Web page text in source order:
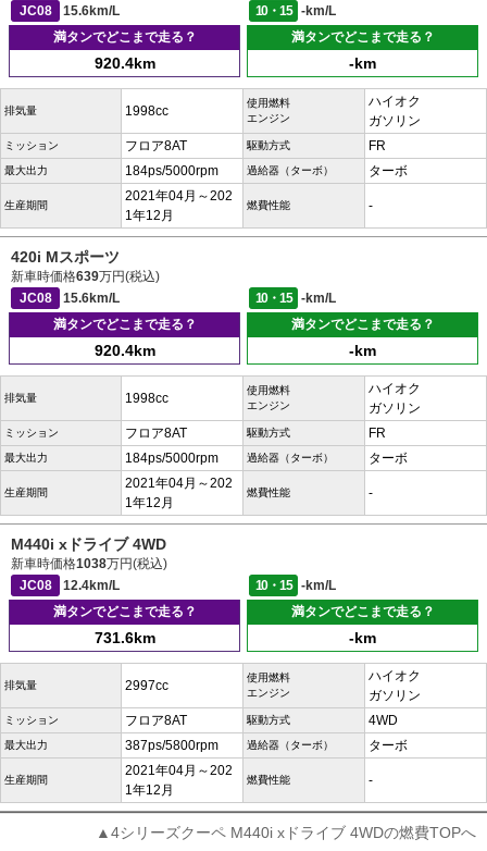
JC08
15.6km/L 10・15
-km/L
満タンでどこまで走る？
920.4km
満タンでどこまで走る？
-km
排気量 1998cc
使用燃料
エンジン
ハイオク
ガソリン
ミッション フロア8AT 駆動方式 FR
最大出力 184ps/5000rpm 過給器（ターボ） ターボ
生産期間
2021年04月～202
1年12月
燃費性能 -
420i Mスポーツ
新車時価格639万円(税込)
JC08
15.6km/L 10・15
-km/L
満タンでどこまで走る？
920.4km
満タンでどこまで走る？
-km
排気量 1998cc
使用燃料
エンジン
ハイオク
ガソリン
ミッション フロア8AT 駆動方式 FR
最大出力 184ps/5000rpm 過給器（ターボ） ターボ
生産期間
2021年04月～202
1年12月
燃費性能 -
M440i xドライブ 4WD
新車時価格1038万円(税込)
JC08
12.4km/L 10・15
-km/L
満タンでどこまで走る？
731.6km
満タンでどこまで走る？
-km
排気量 2997cc
使用燃料
エンジン
ハイオク
ガソリン
ミッション フロア8AT 駆動方式 4WD
最大出力 387ps/5800rpm 過給器（ターボ） ターボ
生産期間
2021年04月～202
1年12月
燃費性能 -
▲4シリーズクーペ M440i xドライブ 4WDの燃費TOPへ